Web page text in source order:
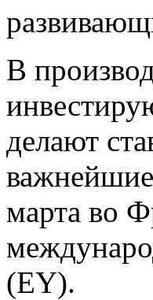
В
делают
марта во
(EY).